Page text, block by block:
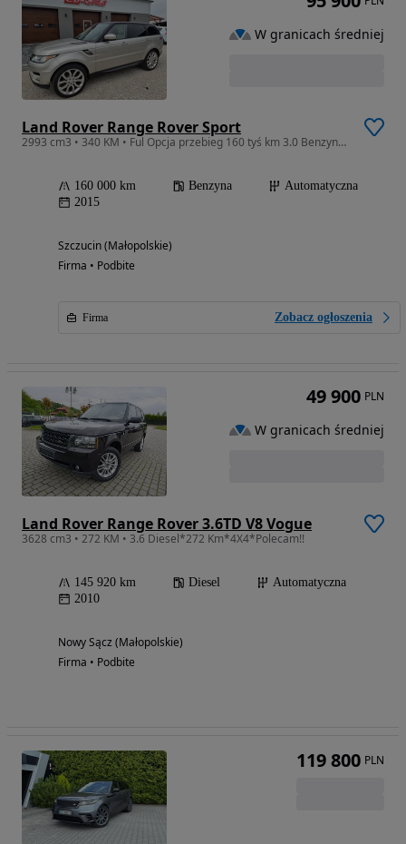
Land Rover Range Rover Sport
2993 cm3 • 340 KM • Ful Opcja przebieg 160 tyś km 3.0 Benzyna zarejestrowany 1 właściciel
160 000 km Benzyna
Automatyczna
2015
Szczucin (Małopolskie)
Firma • Podbite
Firma Zobacz ogłoszenia
W granicach średniej
Land Rover Range Rover 3.6TD V8 Vogue
3628 cm3 • 272 KM • 3.6 Diesel*272 Km*4X4*Polecam!!
145 920 km Diesel
Automatyczna
2010
Nowy Sącz (Małopolskie)
Firma • Podbite
49 900 PLN
W granicach średniej
119 800 PLN